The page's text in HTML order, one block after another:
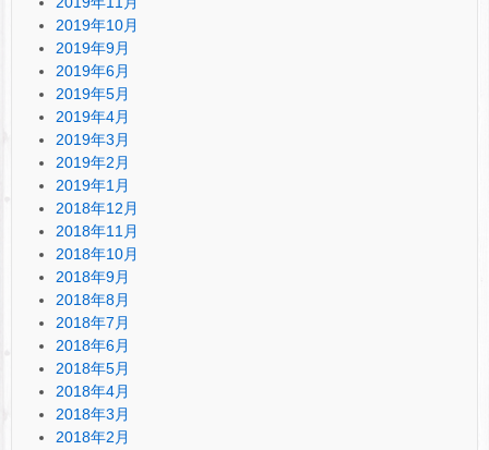
2019年10月
2019年9月
2019年6月
2019年5月
2019年4月
2019年3月
2019年2月
2019年1月
2018年12月
2018年11月
2018年10月
2018年9月
2018年8月
2018年7月
2018年6月
2018年5月
2018年4月
2018年3月
2018年2月